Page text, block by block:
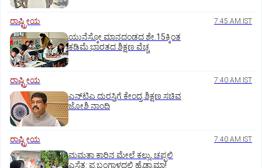
ರಾಷ್ಟ್ರೀಯ 7:45 AM IST
ಯುನೆಸ್ಕೋ ಮಾನದಂಡದ ಶೇ.15ಕ್ಕಿಂತ
ಕಡಿಮೆ ಭಾರತದ ಶಿಕ್ಷಣ ವೆಚ್ಚ
ರಾಷ್ಟ್ರೀಯ 7:40 AM IST
ಎನ್‌ಟಿಎ ದುರಸ್ತಿಗೆ ಕೇಂದ್ರ ಶಿಕ್ಷಣ ಸಚಿವ
ಜೋಶಿ ನಾಂದಿ
ರಾಷ್ಟ್ರೀಯ 7:40 AM IST
ಮಮತಾ ಕಾರಿನ ಮೇಲೆ ಕಲ್ಲು, ಚಪ್ಪಲಿ
ಎಸೆತ: ಪ.ಬಂಗಾಳದಲ್ಲಿ ಹೈಡ್ರಾಮಾ!